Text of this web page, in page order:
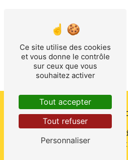
Recherches
- 2026 - Tous
Mentions légales
Ce site utilise des cookies
et vous donne le contrôle
sur ceux que vous
souhaitez activer
Tout accepter
Tout refuser
Personnaliser